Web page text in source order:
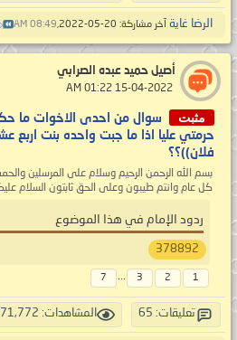
الرضا غاية آخر مشاركة: 20-05-2022, 08:49 AM
أصيل حميد عبده الصرابي
مثبت
سوال من احدى الاخوات ما
حرمتي عليا اذا ما جبت واحده بنت اربع
فلان))؟؟
بسم الله الرحمن الرحيم وسلام على المرسلين
كل عام وانتم طيبون وعلى الحق ثابتون السلام
ردود الإمام في هذا الموضوع
378892
1
2
3
...
7
تعليقات: 65 المشاهدات: 371,772